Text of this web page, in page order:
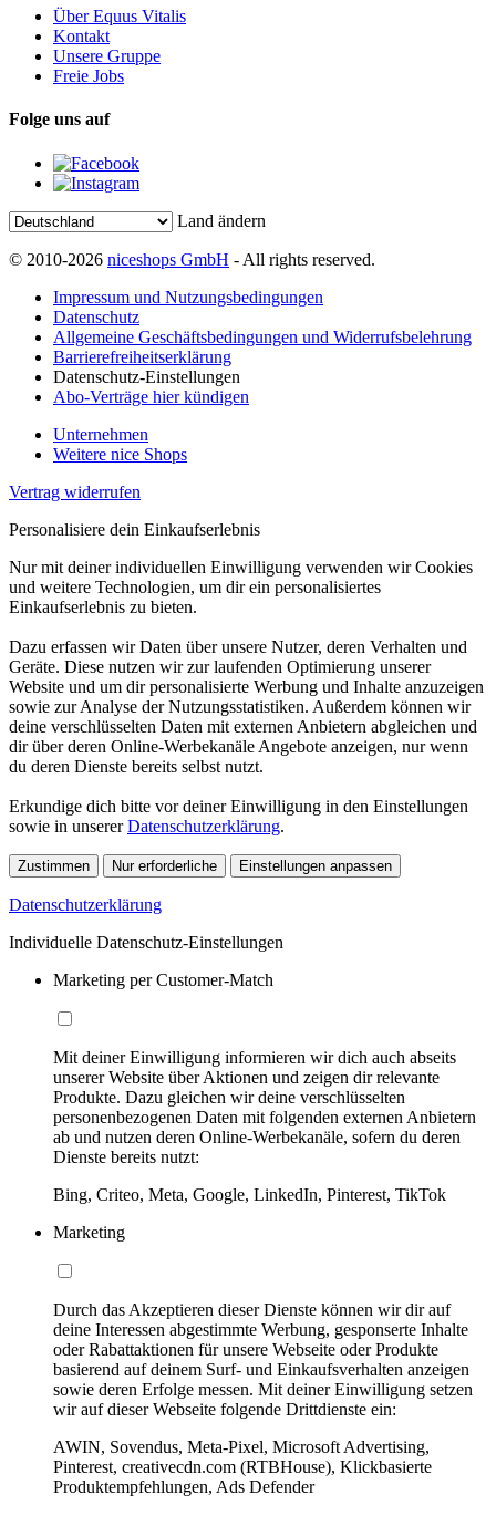
Über Equus Vitalis
Kontakt
Unsere Gruppe
Freie Jobs
Folge uns auf
Land ändern
© 2010-2026 niceshops GmbH - All rights reserved.
Impressum und Nutzungsbedingungen
Datenschutz
Allgemeine Geschäftsbedingungen und Widerrufsbelehrung
Barrierefreiheitserklärung
Datenschutz-Einstellungen
Abo-Verträge hier kündigen
Unternehmen
Weitere nice Shops
Vertrag widerrufen
Personalisiere dein Einkaufserlebnis
Nur mit deiner individuellen Einwilligung verwenden wir Cookies
und weitere Technologien, um dir ein personalisiertes
Einkaufserlebnis zu bieten.
Dazu erfassen wir Daten über unsere Nutzer, deren Verhalten und
Geräte. Diese nutzen wir zur laufenden Optimierung unserer
Website und um dir personalisierte Werbung und Inhalte anzuzeigen
sowie zur Analyse der Nutzungsstatistiken. Außerdem können wir
deine verschlüsselten Daten mit externen Anbietern abgleichen und
dir über deren Online-Werbekanäle Angebote anzeigen, nur wenn
du deren Dienste bereits selbst nutzt.
Erkundige dich bitte vor deiner Einwilligung in den Einstellungen
sowie in unsererDatenschutzerklärung.
Zustimmen Nur erforderliche Einstellungen anpassen
Datenschutzerklärung
Individuelle Datenschutz-Einstellungen
Marketing per Customer-Match
Mit deiner Einwilligung informieren wir dich auch abseits
unserer Website über Aktionen und zeigen dir relevante
Produkte. Dazu gleichen wir deine verschlüsselten
personenbezogenen Daten mit folgenden externen Anbietern
ab und nutzen deren Online-Werbekanäle, sofern du deren
Dienste bereits nutzt:
Bing, Criteo, Meta, Google, LinkedIn, Pinterest, TikTok
Marketing
Durch das Akzeptieren dieser Dienste können wir dir auf
deine Interessen abgestimmte Werbung, gesponserte Inhalte
oder Rabattaktionen für unsere Webseite oder Produkte
basierend auf deinem Surf- und Einkaufsverhalten anzeigen
sowie deren Erfolge messen. Mit deiner Einwilligung setzen
wir auf dieser Webseite folgende Drittdienste ein:
AWIN, Sovendus, Meta-Pixel, Microsoft Advertising,
Pinterest, creativecdn.com (RTBHouse), Klickbasierte
Produktempfehlungen, Ads Defender